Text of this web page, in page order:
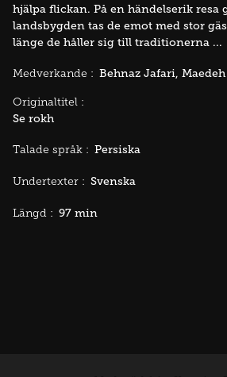
hjälpa flickan. På en händelserik resa
landsbygden tas de emot med stor
länge de håller sig till traditionerna ...
Medverkande : Behnaz Jafari
Originaltitel :
Se rokh
Talade språk : Persiska
Undertexter : Svenska
Längd : 97 min